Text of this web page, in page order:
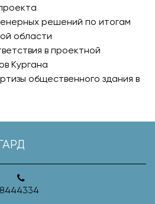
решений по итогам
области
в проектной
Кургана
общественного здания в